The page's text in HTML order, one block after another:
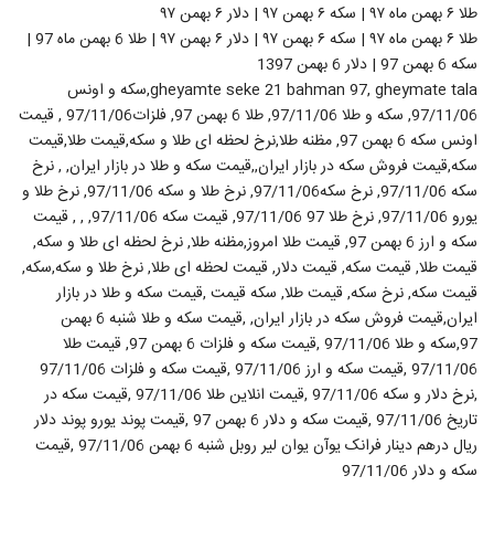
طلا ۶ بهمن ماه ۹۷ | سکه ۶ بهمن ۹۷ | دلار ۶ بهمن ۹۷
طلا ۶ بهمن ماه ۹۷ | سکه ۶ بهمن ۹۷ | دلار ۶ بهمن ۹۷ | طلا 6 بهمن ماه 97 |
سکه 6 بهمن 97 | دلار 6 بهمن 1397
gheyamte seke 21 bahman 97, gheymate tala,سکه و اونس
97/11/06, سکه و طلا 97/11/06, طلا 6 بهمن 97, فلزات97/11/06 , قیمت
اونس سکه 6 بهمن 97, مظنه طلا,نرخ لحظه ای طلا و سکه,قیمت طلا,قیمت
سکه,قيمت فروش سکه در بازار ايران,,قیمت سکه و طلا در بازار ایران, , نرخ
سکه 97/11/06, نرخ سکه97/11/06, نرخ طلا و سکه 97/11/06, نرخ طلا و
یورو 97/11/06, نرخ طلا 97 97/11/06, قیمت سکه 97/11/06, , , قیمت
سکه و ارز 6 بهمن 97, قیمت طلا امروز,مظنه طلا, نرخ لحظه ای طلا و سکه,
قیمت طلا, قیمت سکه, قیمت دلار, قیمت لحظه ای طلا, نرخ طلا و سکه,سکه,
قیمت سکه, نرخ سکه, قیمت طلا, سکه قیمت ,قیمت سکه و طلا در بازار
ایران,قيمت فروش سکه در بازار ايران, ,قیمت سکه و طلا شنبه 6 بهمن
97,سکه و طلا 97/11/06 ,قیمت سکه و فلزات 6 بهمن 97, قیمت طلا
97/11/06 ,قیمت سکه و ارز 97/11/06 ,قیمت سکه و فلزات 97/11/06
,نرخ دلار و سکه 97/11/06 ,قیمت انلاین طلا 97/11/06 ,قیمت سکه در
تاریخ 97/11/06 ,قیمت سکه و دلار 6 بهمن 97 ,قیمت پوند یورو پوند دلار
ریال درهم دینار فرانک یوآن یوان لیر روبل شنبه 6 بهمن 97/11/06 ,قیمت
سکه و دلار 97/11/06